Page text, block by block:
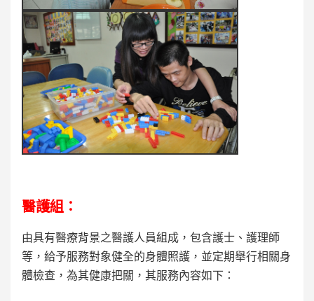
醫護組：
由具有醫療背景之醫護人員組成，包含護士、護理師
等，給予服務對象健全的身體照護，並定期舉行相關身
體檢查，為其健康把關，其服務內容如下：